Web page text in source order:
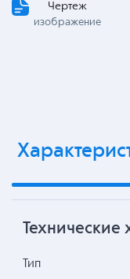
Чертеж
изображение
Технические
Тип